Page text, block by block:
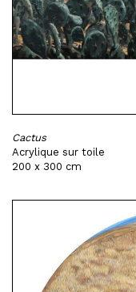
Cactus
Acrylique sur toile
200 x 300 cm